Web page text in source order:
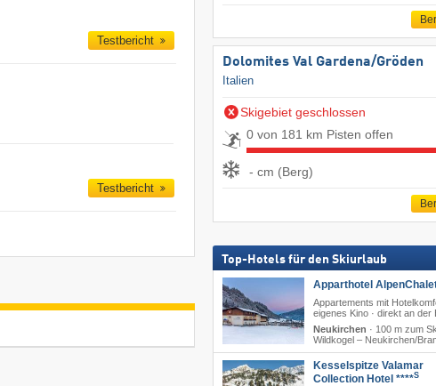
Testbericht
Testbericht
Dolomites Val Gardena/​Gröden
Italien
Skigebiet geschlossen
0 von 181 km Pisten offen
- cm (Berg)
Top-Hotels für den Skiurlaub
Apparthotel
Appartements mit
eigenes Kino · direkt an der
Neukirchen · 100 m zum
Wildkogel – Neukirchen/​
Kesselspitze Valamar
Collection Hotel ****S